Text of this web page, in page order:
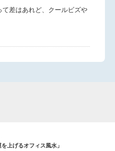
て差はあれど、クールビズや
上げるオフィス風水」